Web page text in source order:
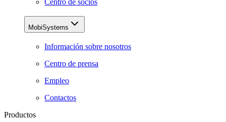
Centro de socios
MobiSystems
Información sobre nosotros
Centro de prensa
Empleo
Contactos
Productos